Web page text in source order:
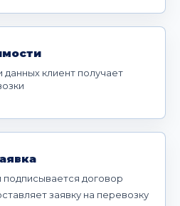
данных клиент получает
подписывается договор
заявку на перевозку